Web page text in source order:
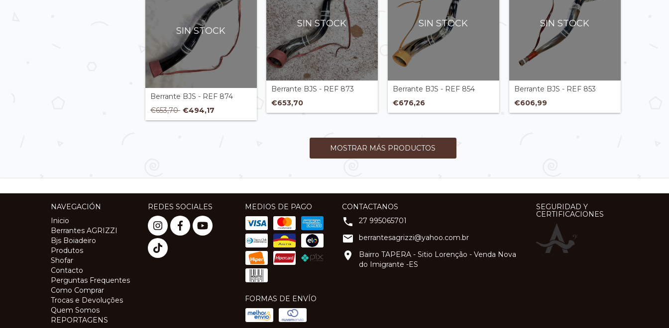
SIN STOCK
Berrante BJS - REF 874
€653,70 €494,17
SIN STOCK
Berrante BJS - REF 873
€653,70
SIN STOCK
Berrante BJS - REF 854
€676,26
SIN STOCK
Berrante BJS - REF 853
€606,99
MOSTRAR MÁS PRODUCTOS
NAVEGACIÓN
Inicio
Berrantes AGRIZZI
Bjs Boiadeiro
Produtos
Shofar
Contacto
Perguntas Frequentes
Como Comprar
Trocas e Devoluções
Quem Somos
REPORTAGENS
REDES SOCIALES MEDIOS DE PAGO
FORMAS DE ENVÍO
CONTACTANOS
27 995065701
berrantesagrizzi@yahoo.com.br
Bairro TAPERA - Sitio Lorenção - Venda Nova
do Imigrante -ES
SEGURIDAD Y
CERTIFICACIONES